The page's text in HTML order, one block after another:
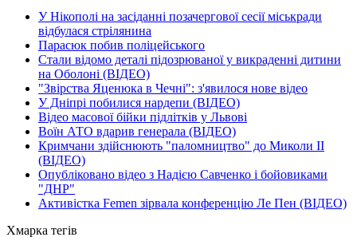
У Нікополі на засіданні позачергової сесії міськради
відбулася стрілянина
Парасюк побив поліцейського
Стали відомо деталі підозрюваної у викраденні дитини
на Оболоні (ВІДЕО)
"Звірства Яценюка в Чечні": з'явилося нове відео
У Дніпрі побилися нардепи (ВІДЕО)
Відео масової бійки підлітків у Львові
Воїн АТО вдарив генерала (ВІДЕО)
Кримчани здійснюють "паломництво" до Миколи ІІ
(ВІДЕО)
Опубліковано відео з Надією Савченко і бойовиками
"ДНР"
Активістка Femen зірвала конференцію Ле Пен (ВІДЕО)
Хмарка тегів